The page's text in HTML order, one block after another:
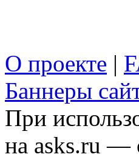
О проекте |
Баннеры
При
на asks.ru —